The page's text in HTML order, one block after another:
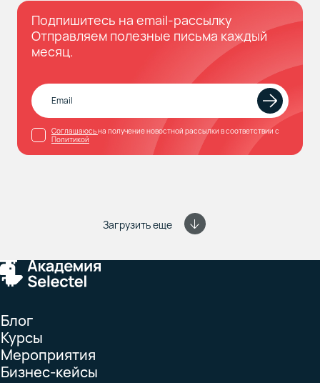
Подпишитесь на email-рассылку
Отправляем полезные письма каждый
месяц.
Соглашаюсьна получение новостной рассылки в соответствии с
Политикой
Загрузить еще
Блог
Курсы
Мероприятия
Бизнес-кейсы